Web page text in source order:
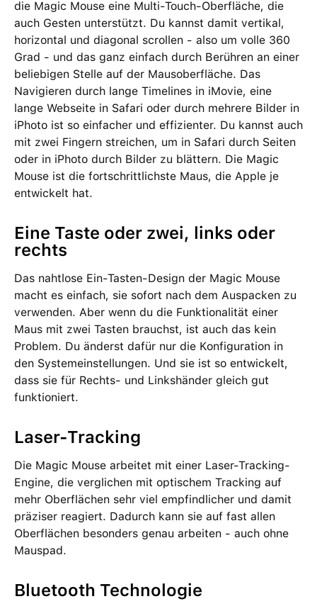
die Magic Mouse eine Multi-Touch-Oberfläche, die
auch Gesten unterstützt. Du kannst damit vertikal,
horizontal und diagonal scrollen - also um volle 360
Grad - und das ganz einfach durch Berühren an einer
beliebigen Stelle auf der Mausoberfläche. Das
Navigieren durch lange Timelines in iMovie, eine
lange Webseite in Safari oder durch mehrere Bilder in
iPhoto ist so einfacher und effizienter. Du kannst auch
mit zwei Fingern streichen, um in Safari durch Seiten
oder in iPhoto durch Bilder zu blättern. Die Magic
Mouse ist die fortschrittlichste Maus, die Apple je
entwickelt hat.
Eine Taste oder zwei, links oder
rechts
Das nahtlose Ein-Tasten-Design der Magic Mouse
macht es einfach, sie sofort nach dem Auspacken zu
verwenden. Aber wenn du die Funktionalität einer
Maus mit zwei Tasten brauchst, ist auch das kein
Problem. Du änderst dafür nur die Konfiguration in
den Systemeinstellungen. Und sie ist so entwickelt,
dass sie für Rechts- und Linkshänder gleich gut
funktioniert.
Laser-Tracking
Die Magic Mouse arbeitet mit einer Laser-Tracking-
Engine, die verglichen mit optischem Tracking auf
mehr Oberflächen sehr viel empfindlicher und damit
präziser reagiert. Dadurch kann sie auf fast allen
Oberflächen besonders genau arbeiten - auch ohne
Mauspad.
Bluetooth Technologie